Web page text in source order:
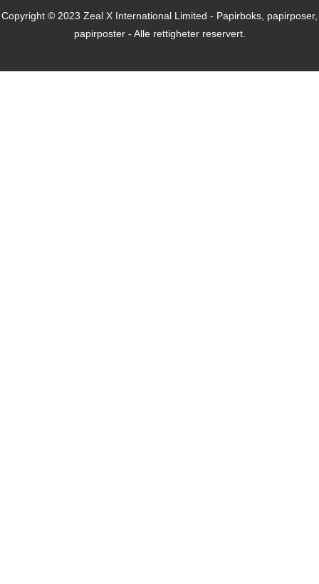
Copyright © 2023 Zeal X International Limited - Papirboks, papirposer,
papirposter - Alle rettigheter reservert.